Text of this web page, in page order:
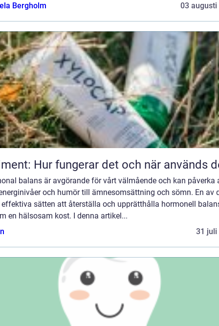
Bergholm
03 augusti
Hur fungerar det och när används
balans är avgörande för vårt välmående och kan påverka
och humör till ämnesomsättning och sömn. En av
sätten att återställa och upprätthålla hormonell
en hälsosam kost. I denna artikel...
31 juli